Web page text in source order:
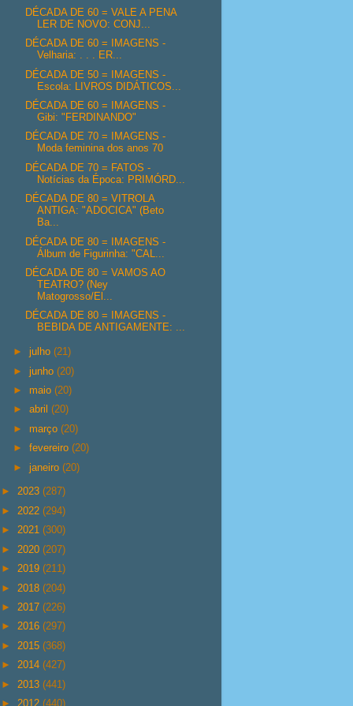
DÉCADA DE 60 = VALE A PENA
LER DE NOVO: CONJ...
DÉCADA DE 60 = IMAGENS -
Velharia: . . . ER...
DÉCADA DE 50 = IMAGENS -
Escola: LIVROS DIDÁTICOS...
DÉCADA DE 60 = IMAGENS -
Gibi: "FERDINANDO"
DÉCADA DE 70 = IMAGENS -
Moda feminina dos anos 70
DÉCADA DE 70 = FATOS -
Notícias da Época: PRIMÓRD...
DÉCADA DE 80 = VITROLA
ANTIGA: "ADOCICA" (Beto
Ba...
DÉCADA DE 80 = IMAGENS -
Álbum de Figurinha: "CAL...
DÉCADA DE 80 = VAMOS AO
TEATRO? (Ney
Matogrosso/El...
DÉCADA DE 80 = IMAGENS -
BEBIDA DE ANTIGAMENTE: ...
►julho(21)
►junho(20)
► maio(20)
►abril(20)
► março(20)
►fevereiro(20)
►janeiro(20)
► 2023 (287)
► 2022 (294)
► 2021 (300)
► 2020 (207)
► 2019 (211)
► 2018 (204)
► 2017 (226)
► 2016 (297)
► 2015 (368)
► 2014 (427)
► 2013 (441)
► 2012 (440)